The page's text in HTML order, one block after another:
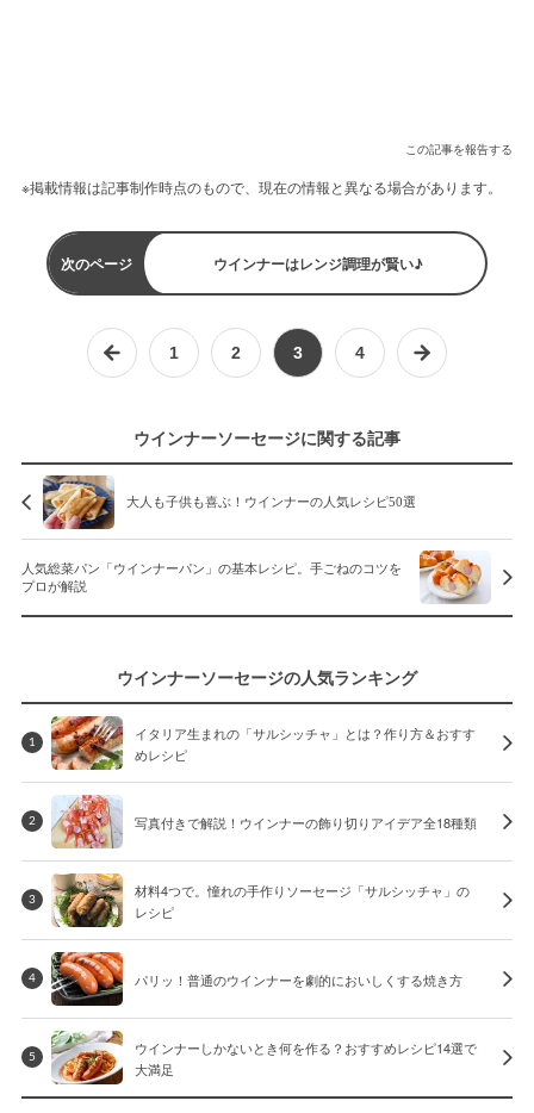
この記事を報告する
※掲載情報は記事制作時点のもので、現在の情報と異なる場合があります。
次のページ ウインナーはレンジ調理が賢い♪
1 2 3 4
ウインナーソーセージに関する記事
大人も子供も喜ぶ！ウインナーの人気レシピ50選
人気総菜パン「ウインナーパン」の基本レシピ。手ごねのコツを
プロが解説
ウインナーソーセージの人気ランキング
1
イタリア生まれの「サルシッチャ」とは？作り方＆おすす
めレシピ
2 写真付きで解説！ウインナーの飾り切りアイデア全18種類
3
材料4つで。憧れの手作りソーセージ「サルシッチャ」の
レシピ
4 パリッ！普通のウインナーを劇的においしくする焼き方
5
ウインナーしかないとき何を作る？おすすめレシピ14選で
大満足